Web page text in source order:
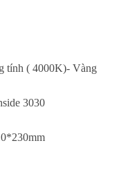
tính ( 4000K)- Vàng
3030